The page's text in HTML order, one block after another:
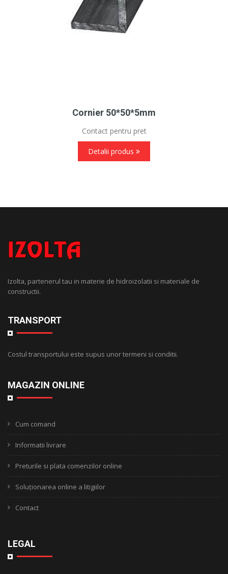
Cornier 50*50*5mm
Contact pentru pret
Detalii produs
Izolta, partenerul tau in materie de hidroizolatii si materiale de
constructii.
TRANSPORT
Costul transportului este supus unor termeni si conditii.
MAGAZIN ONLINE
Cum comand
Informatii livrare
Preturile si plata comenzilor online
Soluționarea online a litigiilor
Contact
LEGAL